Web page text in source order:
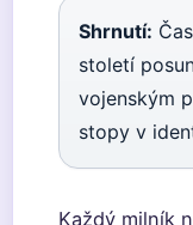
Shrnutí:
století
vojenským
stopy v
Každý milník